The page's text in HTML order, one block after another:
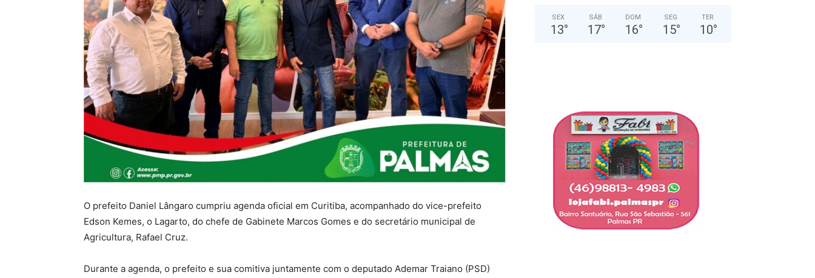
O prefeito Daniel Lângaro cumpriu agenda oficial em Curitiba, acompanhado do vice-prefeito
Edson Kemes, o Lagarto, do chefe de Gabinete Marcos Gomes e do secretário municipal de
Agricultura, Rafael Cruz.
Durante a agenda, o prefeito e sua comitiva juntamente com o deputado Ademar Traiano (PSD)
SEX
13°
SÁB
17°
DOM
16°
SEG
15°
TER
10°